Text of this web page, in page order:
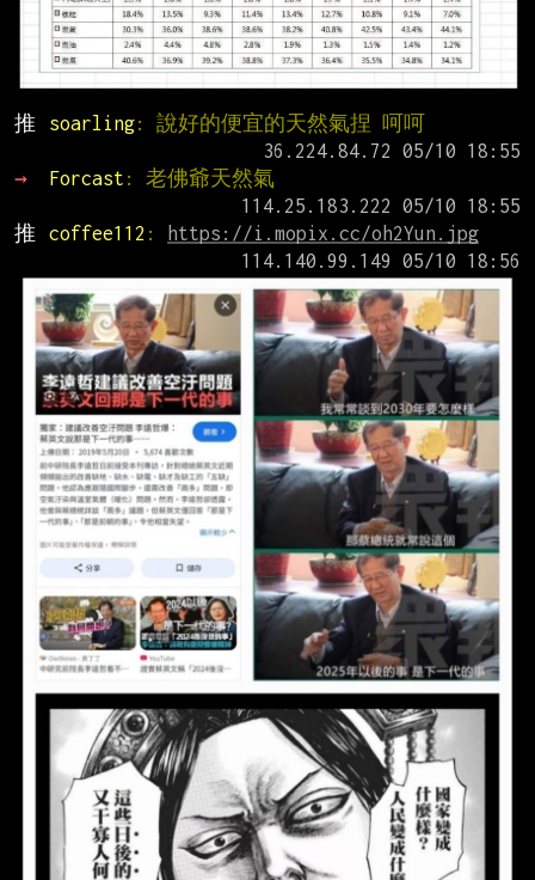
推 soarling: 說好的便宜的天然氣捏 呵呵
→
Forcast : 老佛爺天然氣
推
coffee112 :
https://i.mopix.cc/oh2Yun.jpg